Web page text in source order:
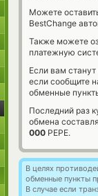
Можете
BestChange
Также можете
платежную
Если вам
если сообщите
обменные
Последний раз
обмена
000 PEPE.
В целях
обменные пункты
В случае если